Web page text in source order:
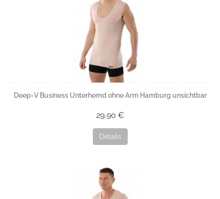
Deep-V Business Unterhemd ohne Arm Hamburg unsichtbar
29,90 €
Details